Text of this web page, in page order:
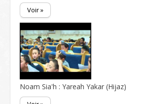
Voir »
Noam Sia'h : Yareah Yakar (Hijaz)